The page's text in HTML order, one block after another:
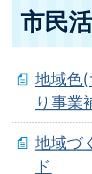
市民
地域色
り事業
地域づ
ド